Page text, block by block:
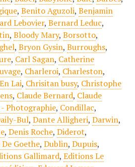
, Benito Aguzoli, Benjamin
Lebovier, Bernard Leduc,
, Bloody Mary, Borsotto,
, Bryon Gysin, Burroughs,
, Carl Sagan, Catherine
, Charleroi, Charleston,
Lai, Chrisitan busy, Christophe
, Claude Bernard, Claude
Photographie, Condillac,
Bul, Dante Alligheri, Darwin,
, Denis Roche, Diderot,
Goethe, Dublin, Dupuis,
Gallimard, Editions Le